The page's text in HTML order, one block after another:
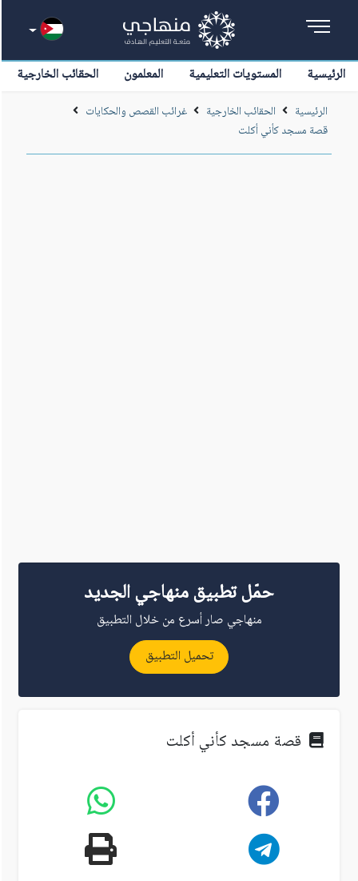
الرئيسية المستويات التعليمية المعلمون الحقائب الخارجية
الرئيسية الحقائب الخارجية
غرائب القصص والحكايات
قصة مسجد كأني أكلت
حمّل تطبيق منهاجي الجديد
منهاجي صار أسرع من خلال التطبيق
تحميل التطبيق
قصة مسجد كأني أكلت